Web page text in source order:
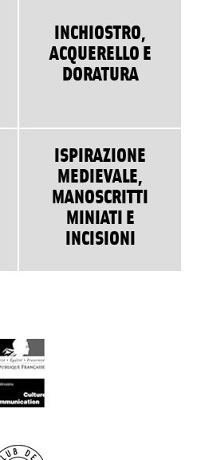
INCHIOSTRO,
ACQUERELLO E
DORATURA
ISPIRAZIONE
MEDIEVALE,
MANOSCRITTI
MINIATI E
INCISIONI